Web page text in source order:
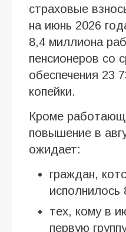
страховые
на июнь 2026
8,4 миллиона
пенсионеров со
обеспечения 23
копейки.
Кроме
повышение в
ожидает:
граждан,
исполнилось
тех, кому в
первую